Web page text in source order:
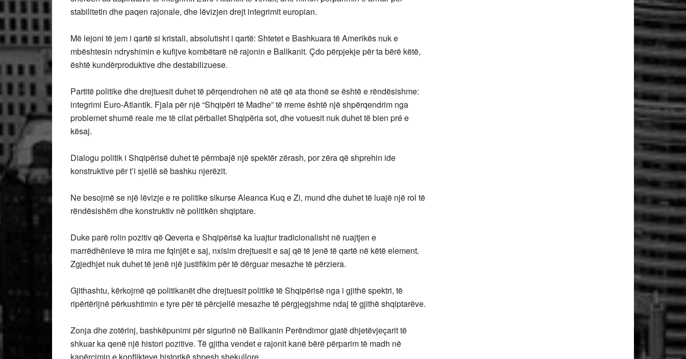
stabilitetin dhe paqen rajonale, dhe lëvizjen drejt integrimit europian.
Më lejoni të jem i qartë si kristali, absolutisht i qartë: Shtetet e Bashkuara të Amerikës nuk e
mbështesin ndryshimin e kufijve kombëtarë në rajonin e Ballkanit. Çdo përpjekje për ta bërë këtë,
është kundërproduktive dhe destabilizuese.
Partitë politike dhe drejtuesit duhet të përqendrohen në atë që ata thonë se është e rëndësishme:
integrimi Euro-Atlantik. Fjala për një “Shqipëri të Madhe” të rreme është një shpërqendrim nga
problemet shumë reale me të cilat përballet Shqipëria sot, dhe votuesit nuk duhet të bien pré e
kësaj.
Dialogu politik i Shqipërisë duhet të përmbajë një spektër zërash, por zëra që shprehin ide
konstruktive për t’i sjellë së bashku njerëzit.
Ne besojmë se një lëvizje e re politike sikurse Aleanca Kuq e Zi, mund dhe duhet të luajë një rol të
rëndësishëm dhe konstruktiv në politikën shqiptare.
Duke parë rolin pozitiv që Qeveria e Shqipërisë ka luajtur tradicionalisht në ruajtjen e
marrëdhënieve të mira me fqinjët e saj, nxisim drejtuesit e saj që të jenë të qartë në këtë element.
Zgjedhjet nuk duhet të jenë një justifikim për të dërguar mesazhe të përziera.
Gjithashtu, kërkojmë që politikanët dhe drejtuesit politikë të Shqipërisë nga i gjithë spektri, të
ripërtërijnë përkushtimin e tyre për të përcjellë mesazhe të përgjegjshme ndaj të gjithë shqiptarëve.
Zonja dhe zotërinj, bashkëpunimi për sigurinë në Ballkanin Perëndimor gjatë dhjetëvjeçarit të
shkuar ka qenë një histori pozitive. Të gjitha vendet e rajonit kanë bërë përparim të madh në